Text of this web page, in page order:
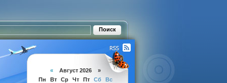
« Август 2026 »
Пн
Вт Ср Чт Пт Сб
Вс